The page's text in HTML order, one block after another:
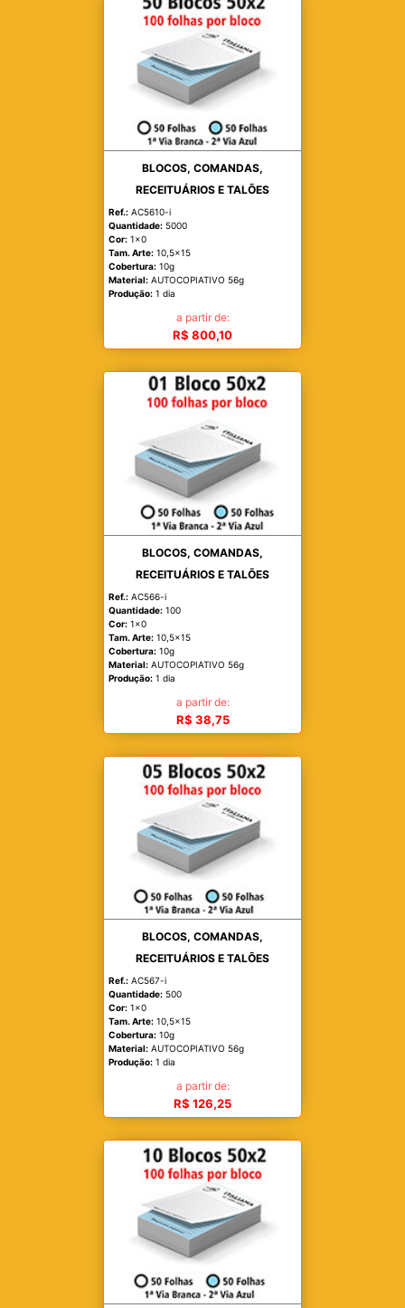
BLOCOS, COMANDAS,
RECEITUÁRIOS E TALÕES
Ref.: AC5610-i
Quantidade: 5000
Cor: 1x0
Tam. Arte: 10,5x15
Cobertura: 10g
Material: AUTOCOPIATIVO 56g
Produção: 1 dia
a partir de:
R$ 800,10
BLOCOS, COMANDAS,
RECEITUÁRIOS E TALÕES
Ref.: AC566-i
Quantidade: 100
Cor: 1x0
Tam. Arte: 10,5x15
Cobertura: 10g
Material: AUTOCOPIATIVO 56g
Produção: 1 dia
a partir de:
R$ 38,75
BLOCOS, COMANDAS,
RECEITUÁRIOS E TALÕES
Ref.: AC567-i
Quantidade: 500
Cor: 1x0
Tam. Arte: 10,5x15
Cobertura: 10g
Material: AUTOCOPIATIVO 56g
Produção: 1 dia
a partir de:
R$ 126,25